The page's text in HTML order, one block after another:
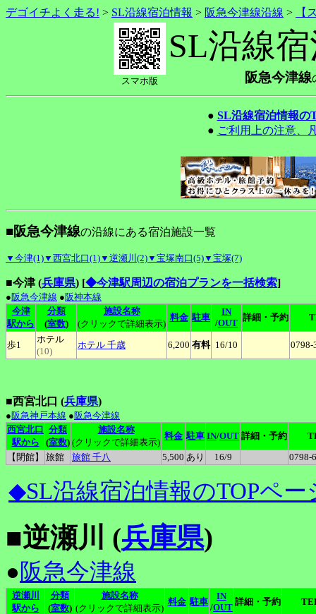
デゴイチよく走る! > SL沿線宿泊情報 > 阪急今津線沿線 > 【
スマホ版
SL沿線
阪急今津線
● SL沿線宿泊情報の
● ご利用上の注意、
■阪急今津線の沿線にある宿泊施設一覧
▼今津(1)▼西宮北口(1)▼逆瀬川(2)▼宝塚南口(5)▼宝塚(7)
■今津 (兵庫県) [◆今津駅周辺の宿泊プランを一括検索]
●阪急今津線 ●阪神本線
今津
駅から
分類
(室数)
施設名称
(クリックで詳細表示)
料金 駐車
IN
/OUT
詳細・予約
歩1
ホテル
(10)
ホテル 千歳 6,200 有料 16/10 0798-
■西宮北口 (兵庫県)
●阪急神戸本線 ●阪急今津線
西宮北口
駅から
分類
(室数)
施設名称
(クリックで詳細表示)
料金 駐車 IN/OUT 詳細・予約
【閉館】
旅館 旅館 千八 5,500 あり 16/9 0798-
◆SL沿線宿泊情報のTOPペー
■逆瀬川 (兵庫県)
●阪急今津線
逆瀬川
駅から
分類
(室数)
施設名称
(クリックで詳細表示)
料金 駐車
IN
/OUT
詳細・予約